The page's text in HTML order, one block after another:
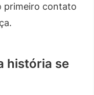
primeiro contato
história se